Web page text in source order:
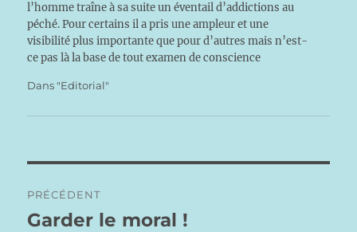
l’homme traîne à sa suite un éventail d’addictions au
péché. Pour certains il a pris une ampleur et une
visibilité plus importante que pour d’autres mais n’est-
ce pas là la base de tout examen de conscience
Dans "Editorial"
de
PRÉCÉDENT
Publication
Garder le moral !